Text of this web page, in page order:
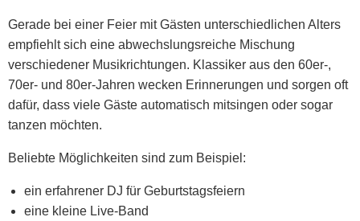
Gerade bei einer Feier mit Gästen unterschiedlichen Alters
empfiehlt sich eine abwechslungsreiche Mischung
verschiedener Musikrichtungen. Klassiker aus den 60er-,
70er- und 80er-Jahren wecken Erinnerungen und sorgen oft
dafür, dass viele Gäste automatisch mitsingen oder sogar
tanzen möchten.
Beliebte Möglichkeiten sind zum Beispiel:
ein erfahrener DJ für Geburtstagsfeiern
eine kleine Live-Band